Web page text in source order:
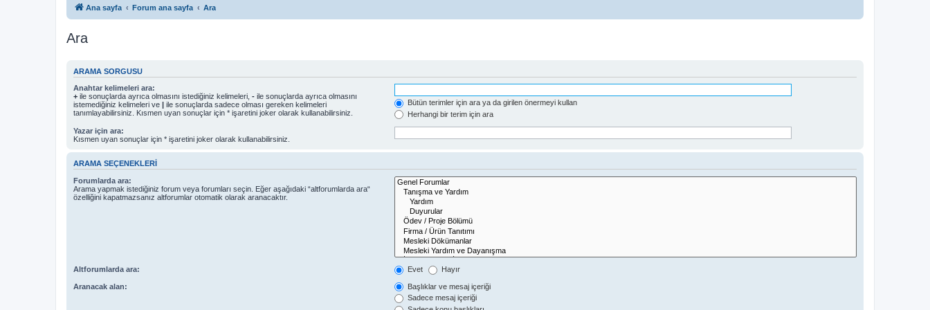
Ana sayfa Forum ana sayfa Ara
Ara
ARAMA SORGUSU
Anahtar kelimeleri ara:
+ ile sonuçlarda ayrıca olmasını istediğiniz kelimeleri, - ile sonuçlarda ayrıca olmasını
istemediğiniz kelimeleri ve | ile sonuçlarda sadece olması gereken kelimeleri
tanımlayabilirsiniz. Kısmen uyan sonuçlar için * işaretini joker olarak kullanabilirsiniz.
Bütün terimler için ara ya da girilen önermeyi kullan
Herhangi bir terim için ara
Yazar için ara:
Kısmen uyan sonuçlar için * işaretini joker olarak kullanabilirsiniz.
ARAMA SEÇENEKLERI
Forumlarda ara:
Arama yapmak istediğiniz forum veya forumları seçin. Eğer aşağıdaki “altforumlarda ara“
özelliğini kapatmazsanız altforumlar otomatik olarak aranacaktır.
Altforumlarda ara: Evet Hayır
Aranacak alan:
Başlıklar ve mesaj içeriği
Sadece mesaj içeriği